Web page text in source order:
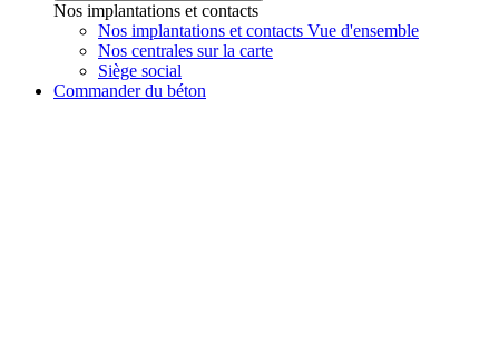
Nos implantations et contacts
Nos implantations et contacts Vue d'ensemble
Nos centrales sur la carte
Siège social
Commander du béton